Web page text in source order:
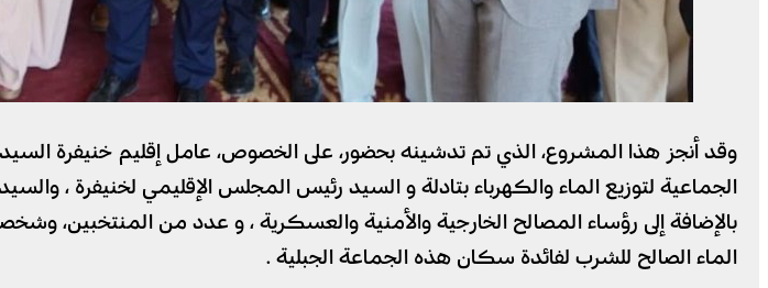
وقد أنجز هذا المشروع، الذي تم تدشينه بحضور، على الخصوص، عامل إقليم خنيفرة
الجماعية لتوزيع الماء والكهرباء بتادلة و السيد رئيس المجلس الإقليمي لخنيفرة ،
الماء الصالح للشرب لفائدة سكان هذه الجماعة الجبلية .